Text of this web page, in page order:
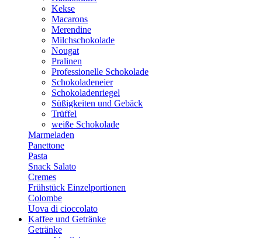
Kekse
Macarons
Merendine
Milchschokolade
Nougat
Pralinen
Professionelle Schokolade
Schokoladeneier
Schokoladenriegel
Süßigkeiten und Gebäck
Trüffel
weiße Schokolade
Marmeladen
Panettone
Pasta
Snack Salato
Cremes
Frühstück Einzelportionen
Colombe
Uova di cioccolato
Kaffee und Getränke
Getränke